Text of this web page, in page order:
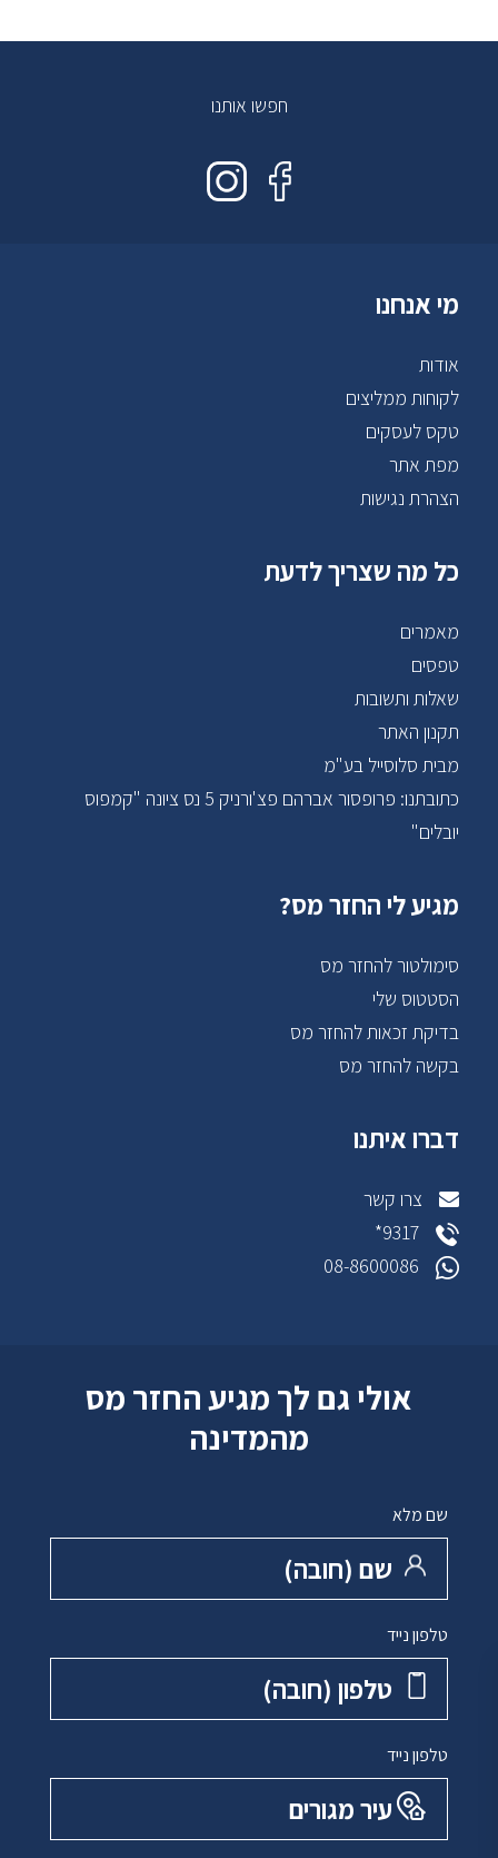
חפשו אותנו
מי אנחנו
אודות
לקוחות ממליצים
טקס לעסקים
מפת אתר
הצהרת נגישות
כל מה שצריך לדעת
מאמרים
טפסים
שאלות ותשובות
תקנון האתר
מבית סלוסייל בע"מ
כתובתנו: פרופסור אברהם פצ'ורניק 5 נס ציונה "קמפוס
יובלים"
מגיע לי החזר מס?
סימולטור להחזר מס
הסטטוס שלי
בדיקת זכאות להחזר מס
בקשה להחזר מס
דברו איתנו
צרו קשר
9317*
08-8600086
אולי גם לך מגיע החזר מס
מהמדינה
שם מלא
שם ‏(חובה)
טלפון נייד
טלפון ‏(חובה)
טלפון נייד
עיר מגורים